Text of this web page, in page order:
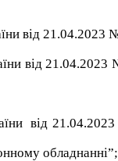
від
від
від
обладнанні”;